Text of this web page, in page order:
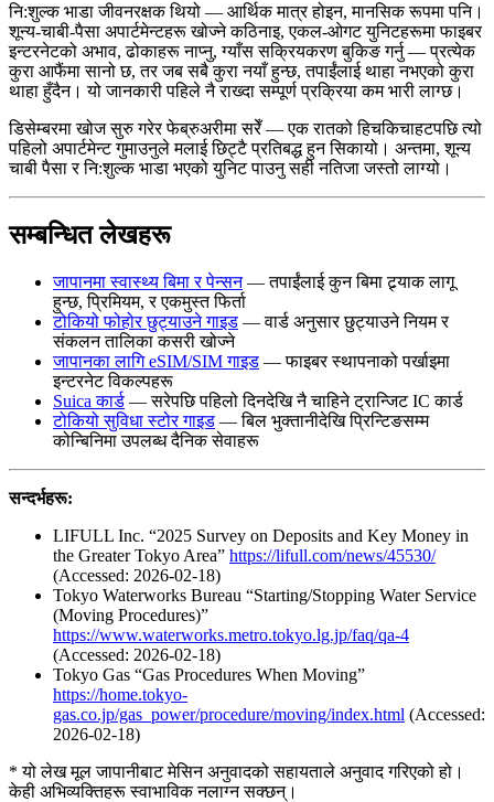
नि:शुल्क भाडा जीवनरक्षक थियो — आर्थिक मात्र होइन, मानसिक रूपमा पनि।
शून्य-चाबी-पैसा अपार्टमेन्टहरू खोज्ने कठिनाइ, एकल-ओगट युनिटहरूमा फाइबर
इन्टरनेटको अभाव, ढोकाहरू नाप्नु, ग्याँस सक्रियकरण बुकिङ गर्नु — प्रत्येक
कुरा आफैंमा सानो छ, तर जब सबै कुरा नयाँ हुन्छ, तपाईंलाई थाहा नभएको कुरा
थाहा हुँदैन। यो जानकारी पहिले नै राख्दा सम्पूर्ण प्रक्रिया कम भारी लाग्छ।
डिसेम्बरमा खोज सुरु गरेर फेब्रुअरीमा सरेँ — एक रातको हिचकिचाहटपछि त्यो
पहिलो अपार्टमेन्ट गुमाउनुले मलाई छिट्टै प्रतिबद्ध हुन सिकायो। अन्तमा, शून्य
चाबी पैसा र नि:शुल्क भाडा भएको युनिट पाउनु सही नतिजा जस्तो लाग्यो।
सम्बन्धित लेखहरू
जापानमा स्वास्थ्य बिमा र पेन्सन— तपाईंलाई कुन बिमा ट्र्याक लागू
हुन्छ, प्रिमियम, र एकमुस्त फिर्ता
टोकियो फोहोर छुट्याउने गाइड — वार्ड अनुसार छुट्याउने नियम र
संकलन तालिका कसरी खोज्ने
जापानका लागि eSIM/SIM गाइड — फाइबर स्थापनाको पर्खाइमा
इन्टरनेट विकल्पहरू
Suica कार्ड — सरेपछि पहिलो दिनदेखि नै चाहिने ट्रान्जिट IC कार्ड
टोकियो सुविधा स्टोर गाइड — बिल भुक्तानीदेखि प्रिन्टिङसम्म
कोन्बिनिमा उपलब्ध दैनिक सेवाहरू
सन्दर्भहरू:
LIFULL Inc. “2025 Survey on Deposits and Key Money in
the Greater Tokyo Area” https://lifull.com/news/45530/
(Accessed: 2026-02-18)
Tokyo Waterworks Bureau “Starting/Stopping Water Service
(Moving Procedures)”
https://www.waterworks.metro.tokyo.lg.jp/faq/qa-4
(Accessed: 2026-02-18)
Tokyo Gas “Gas Procedures When Moving”
https://home.tokyo-
gas.co.jp/gas_power/procedure/moving/index.html (Accessed:
2026-02-18)
* यो लेख मूल जापानीबाट मेसिन अनुवादको सहायताले अनुवाद गरिएको हो।
केही अभिव्यक्तिहरू स्वाभाविक नलाग्न सक्छन्।